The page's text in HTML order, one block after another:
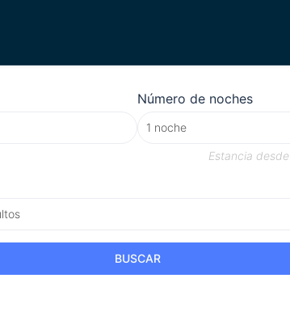
Número de noches
Estancia desde